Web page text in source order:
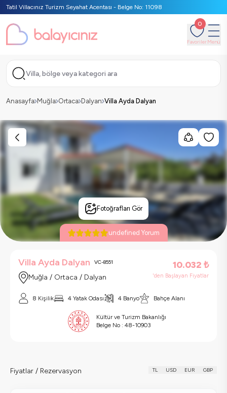
Tatil Villacınız Turizm Seyahat Acentası - Belge No: 11098
0
FavorilerMenü
Villa, bölge veya kategori ara
Anasayfa Muğla Ortaca Dalyan Villa Ayda Dalyan
Fotoğrafları Gör
undefined Yorum
Villa Ayda Dalyan VC-8551
Muğla / Ortaca / Dalyan
10.032 ₺
'den Başlayan Fiyatlar
8 Kişilik 4 Yatak Odası 4 Banyo Bahçe Alanı
Kültür ve Turizm Bakanlığı
Belge No : 48-10903
Fiyatlar / Rezervasyon TL USD EUR GBP